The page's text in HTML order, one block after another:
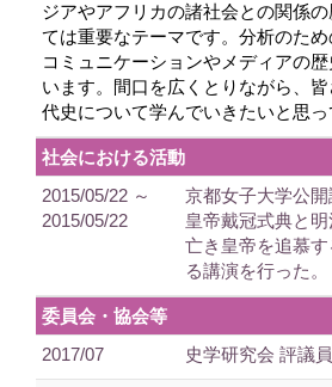
ジアやアフリカの諸社会との関係
ては重要なテーマです。分析のため
コミュニケーションやメディアの
います。間口を広くとりながら、
代史について学んでいきたいと思っ
社会における活動
2015/05/22 ～
2015/05/22
京都女子大学公
皇帝戴冠式典と
亡き皇帝を追慕
る講演を行った。
委員会・協会等
2017/07
史学研究会 評議員